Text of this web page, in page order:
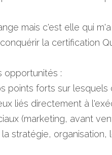
mais c'est elle qui
la certification
opportunités :
points forts sur
liés directement à
(marketing, avant
stratégie,